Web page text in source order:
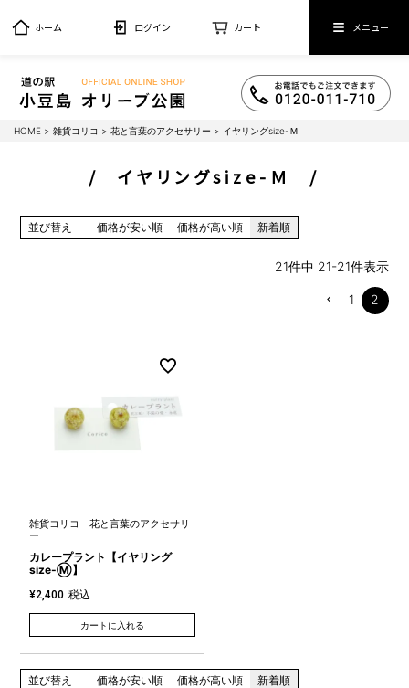
ホーム ログイン カート メニュー
HOME 雑貨コリコ 花と言葉のアクセサリー イヤリングsize-Ｍ
イヤリングsize-Ｍ
並び替え 価格が安い順 価格が高い順 新着順
21件中 21-21件表示
1 2
雑貨コリコ 花と言葉のアクセサリ
ー
カレープラント【イヤリング
size-Ⓜ】
¥2,400 税込
カートに入れる
並び替え 価格が安い順 価格が高い順 新着順